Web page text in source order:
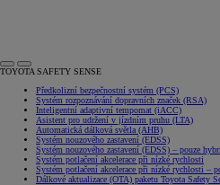
TOYOTA SAFETY SENSE
Předkolizní bezpečnostní systém (PCS)
Systém rozpoznávání dopravních značek (RSA)
Inteligentní adaptivní tempomat (iACC)
Asistent pro udržení v jízdním pruhu (LTA)
Automatická dálková světla (AHB)
Systém nouzového zastavení (EDSS)
Systém nouzového zastavení (EDSS) – pouze
Systém potlačení akcelerace při nízké rychlosti
Systém potlačení akcelerace při nízké rychlosti –
Dálkové aktualizace (OTA) paketu Toyota Safety